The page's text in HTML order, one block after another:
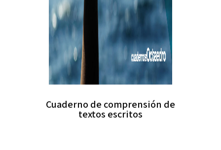
Cuaderno de comprensión de
textos escritos